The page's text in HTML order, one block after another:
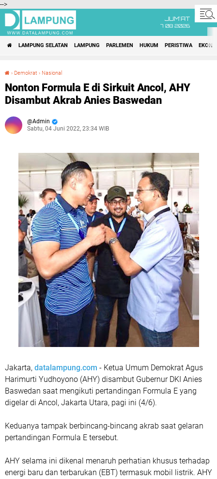
-->
JUM'AT
7 08 2026
LAMPUNG SELATAN LAMPUNG PARLEMEN HUKUM PERISTIWA
› Demokrat › Nasional
Nonton Formula E di Sirkuit Ancol, AHY
Disambut Akrab Anies Baswedan
Admin
Sabtu, 04 Juni 2022, 23:34 WIB
Jakarta, datalampung.com - Ketua Umum Demokrat Agus
Harimurti Yudhoyono (AHY) disambut Gubernur DKI Anies
Baswedan saat mengikuti pertandingan Formula E yang
digelar di Ancol, Jakarta Utara, pagi ini (4/6).
Keduanya tampak berbincang-bincang akrab saat gelaran
pertandingan Formula E tersebut.
AHY selama ini dikenal menaruh perhatian khusus terhadap
energi baru dan terbarukan (EBT) termasuk mobil listrik. AHY